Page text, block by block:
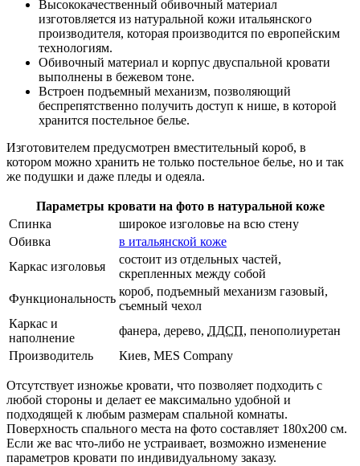
Высококачественный обивочный материал
изготовляется из натуральной кожи итальянского
производителя, которая производится по европейским
технологиям.
Обивочный материал и корпус двуспальной кровати
выполнены в бежевом тоне.
Встроен подъемный механизм, позволяющий
беспрепятственно получить доступ к нише, в которой
хранится постельное белье.
Изготовителем предусмотрен вместительный короб, в
котором можно хранить не только постельное белье, но и так
же подушки и даже пледы и одеяла.
Параметры кровати на фото в натуральной коже
Спинка
широкое изголовье на всю стену
Обивка
в итальянской коже
Каркас изголовья
состоит из отдельных частей,
скрепленных между собой
Функциональность
короб, подъемный механизм газовый,
съемный чехол
Каркас и
наполнение
фанера, дерево, ЛДСП, пенополиуретан
Производитель
Киев, MES Company
Отсутствует изножье кровати, что позволяет подходить с
любой стороны и делает ее максимально удобной и
подходящей к любым размерам спальной комнаты.
Поверхность спального места на фото составляет 180х200 см.
Если же вас что-либо не устраивает, возможно изменение
параметров кровати по индивидуальному заказу.